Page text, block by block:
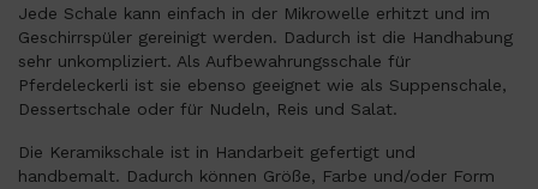
Jede Schale kann einfach in der Mikrowelle erhitzt und im
Geschirrspüler gereinigt werden. Dadurch ist die Handhabung
sehr unkompliziert. Als Aufbewahrungsschale für
Pferdeleckerli ist sie ebenso geeignet wie als Suppenschale,
Dessertschale oder für Nudeln, Reis und Salat.
Die Keramikschale ist in Handarbeit gefertigt und
handbemalt. Dadurch können Größe, Farbe und/oder Form